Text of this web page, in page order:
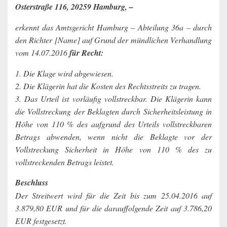
Osterstraße 116, 20259 Hamburg, –
erkennt das Amtsgericht Hamburg – Abteilung 36a – durch
den Richter [Name] auf Grund der mündlichen Verhandlung
vom 14.07.2016für Recht:
1. Die Klage wird abgewiesen.
2. Die Klägerin hat die Kosten des Rechtsstreits zu tragen.
3. Das Urteil ist vorläufig vollstreckbar. Die Klägerin kann
die Vollstreckung der Beklagten durch Sicherheitsleistung in
Höhe von 110 % des aufgrund des Urteils vollstreckbaren
Betrags abwenden, wenn nicht die Beklagte vor der
Vollstreckung Sicherheit in Höhe von 110 % des zu
vollstreckenden Betrags leistet.
Beschluss
Der Streitwert wird für die Zeit bis zum 25.04.2016 auf
3.879,80 EUR und für die darauffolgende Zeit auf 3.786,20
EUR festgesetzt.